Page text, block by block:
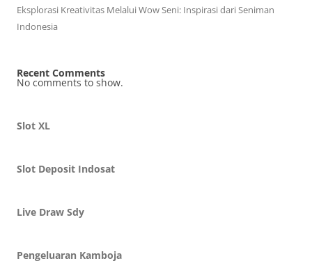
Eksplorasi Kreativitas Melalui Wow Seni: Inspirasi dari Seniman
Indonesia
Recent Comments
No comments to show.
Slot XL
Slot Deposit Indosat
Live Draw Sdy
Pengeluaran Kamboja